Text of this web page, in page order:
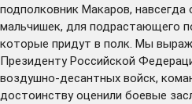
подполковник Макаров,
мальчишек, для подрастающего
которые придут в полк. Мы
Президенту Российской
воздушно-десантных войск,
достоинству оценили боевые